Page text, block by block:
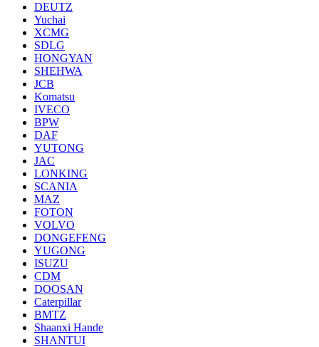
DEUTZ
Yuchai
XCMG
SDLG
HONGYAN
SHEHWA
JCB
Komatsu
IVECO
BPW
DAF
YUTONG
JAC
LONKING
SCANIA
MAZ
FOTON
VOLVO
DONGEFENG
YUGONG
ISUZU
CDM
DOOSAN
Caterpillar
BMTZ
Shaanxi Hande
SHANTUI